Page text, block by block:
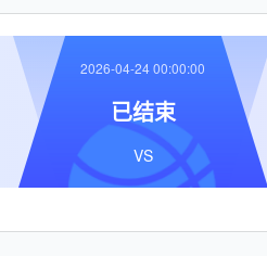
2026-04-24 00:00:00
已结束
VS